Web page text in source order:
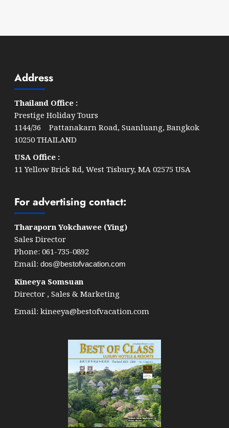
Address
Thailand Office :
Prestige Holiday Tours
1144/36 Pattanakarn Road, Suanluang, Bangkok
10250 THAILAND
USA Office :
11 Yellow Brick Rd, West Tisbury, MA 02575 USA
For advertising contact:
Tharaporn Yokchawee (Ying)
Sales Director
Phone: 061-735-0892
Email: dos@bestofvacation.com
Kineeya Somsuan
Director , Sales & Marketing
Email: kineeya@bestofvacation.com